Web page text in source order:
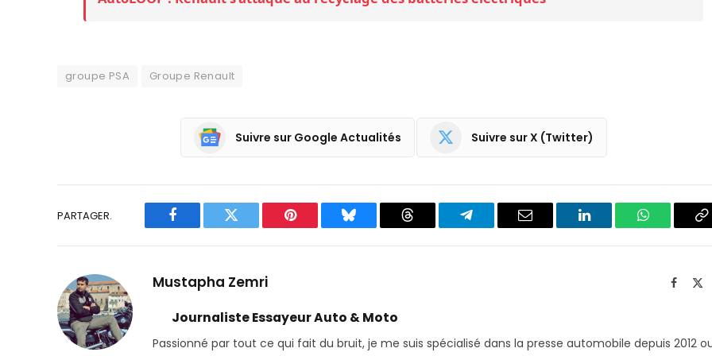
groupe PSA Groupe Renault
Suivre sur Google Actualités Suivre sur X (Twitter)
PARTAGER.
Facebook Twitter Pinterest Bluesky Threads
Partager
Email LinkedIn WhatsApp
Mustapha Zemri
Journaliste Essayeur Auto & Moto
Passionné par tout ce qui fait du bruit, je me suis spécialisé dans la presse automobile depuis 2012